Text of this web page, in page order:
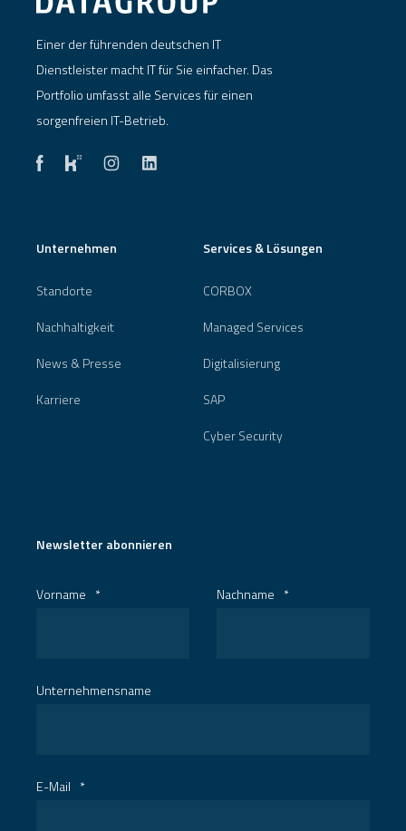
Einer der führenden deutschen IT
Dienstleister macht IT für Sie einfacher. Das
Portfolio umfasst alle Services für einen
sorgenfreien IT-Betrieb.
Unternehmen
Standorte
Nachhaltigkeit
News & Presse
Karriere
Services & Lösungen
CORBOX
Managed Services
Digitalisierung
SAP
Cyber Security
Newsletter abonnieren
Vorname * Nachname *
Unternehmensname
E-Mail *